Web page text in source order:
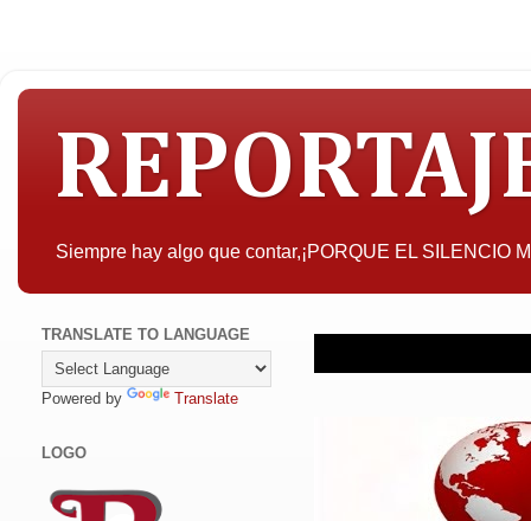
Siempre hay algo que contar,¡PORQUE EL SILENCIO
TRANSLATE TO LANGUAGE
Powered by Translate
LOGO